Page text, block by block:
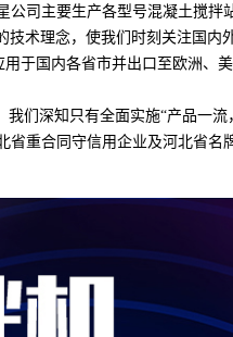
司主要生产各型号混凝土搅
术理念，使我们时刻关注国
于国内各省市并出口至欧洲、
们深知只有全面实施“产品一
重合同守信用企业及河北省名